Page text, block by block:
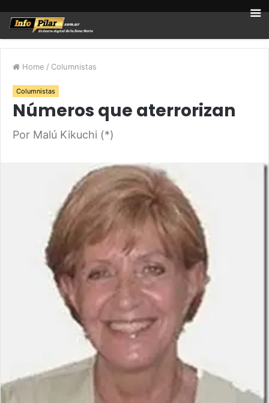
Home / Columnistas
Columnistas
Números que aterrorizan
Por Malú Kikuchi (*)